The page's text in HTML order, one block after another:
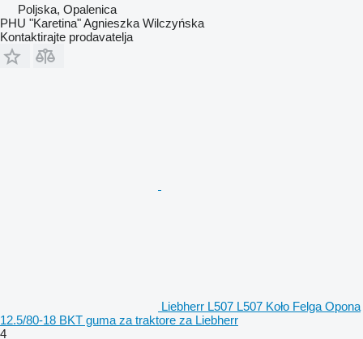
Poljska, Opalenica
PHU "Karetina" Agnieszka Wilczyńska
Kontaktirajte prodavatelja
Liebherr L507 L507 Koło Felga Opona
12.5/80-18 BKT guma za traktore za Liebherr
4